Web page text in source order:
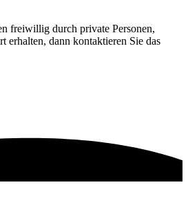
freiwillig durch private Personen,
erhalten, dann kontaktieren Sie das